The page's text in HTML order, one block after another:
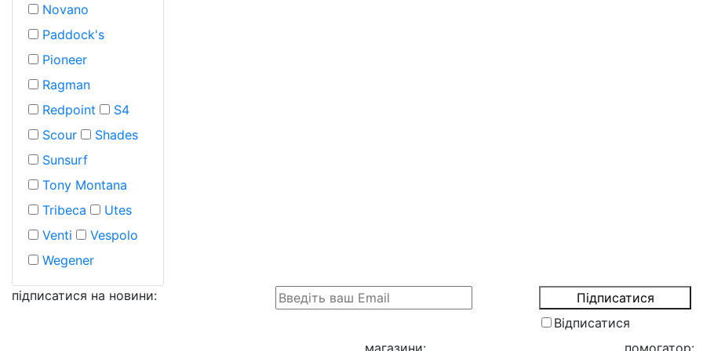
Novano
Paddock's
Pioneer
Ragman
Redpoint
S4
Scour
Shades
Sunsurf
Tony Montana
Tribeca
Utes
Venti
Vespolo
Wegener
підписатися на новини:
Відписатися
магазини: помогатор: